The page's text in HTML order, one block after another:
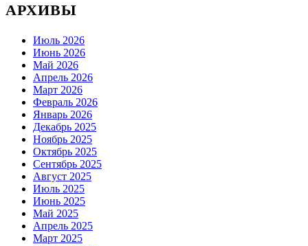
АРХИВЫ
Июль 2026
Июнь 2026
Май 2026
Апрель 2026
Март 2026
Февраль 2026
Январь 2026
Декабрь 2025
Ноябрь 2025
Октябрь 2025
Сентябрь 2025
Август 2025
Июль 2025
Июнь 2025
Май 2025
Апрель 2025
Март 2025